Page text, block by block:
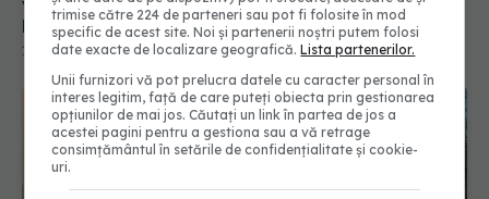
trimise către 224 de parteneri sau pot fi folosite în mod
specific de acest site. Noi și partenerii noștri putem folosi
date exacte de localizare geografică.Lista partenerilor.
Unii furnizori vă pot prelucra datele cu caracter personal în
interes legitim, față de care puteți obiecta prin gestionarea
opțiunilor de mai jos. Căutați un link în partea de jos a
acestei pagini pentru a gestiona sau a vă retrage
consimțământul în setările de confidențialitate și cookie-
uri.